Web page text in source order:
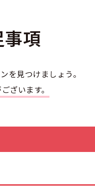
特例教習
項
を見つけましょう。
ざいます。